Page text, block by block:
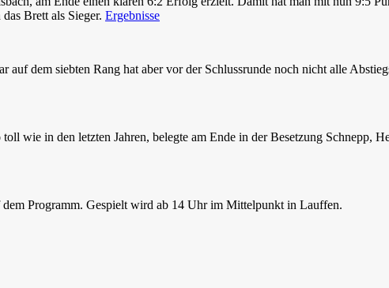
Brett als Sieger. Ergebnisse
dem siebten Rang hat aber vor der Schlussrunde noch nicht alle
wie in den letzten Jahren, belegte am Ende in der Besetzung Schnepp,
Programm. Gespielt wird ab 14 Uhr im Mittelpunkt in Lauffen.